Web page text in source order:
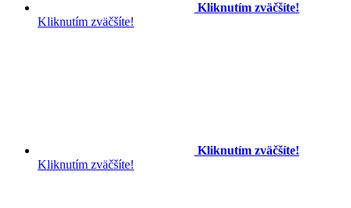
Kliknutím zväčšíte!
Kliknutím zväčšíte!
Kliknutím zväčšíte!
Kliknutím zväčšíte!